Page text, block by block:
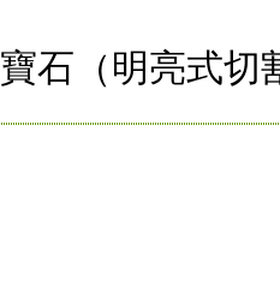
寶石（明亮式